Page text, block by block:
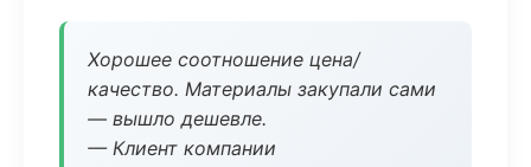
Хорошее соотношение цена/
качество. Материалы закупали сами
— вышло дешевле.
— Клиент компании